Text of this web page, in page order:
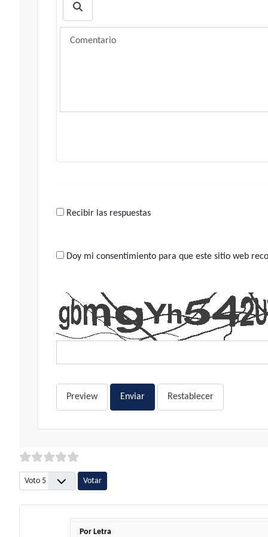
Recibir las respuestas
Doy mi consentimiento para que este sitio web
Preview Enviar Restablecer
Por favor, vote
Por Letra